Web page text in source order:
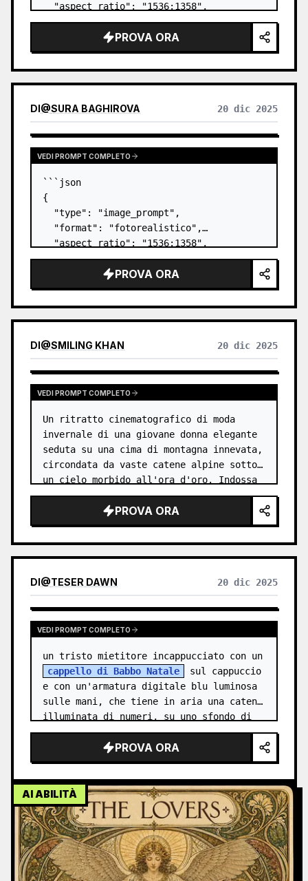
  "aspect_ratio": "1536:1358",
  "scene": {
    "setting": "balcone/terrazza esterna
con ringhiera in vetro",
    "time_of_day": "diurno",
    "weather": "sereno",
PROVA ORA
DI@SURA BAGHIROVA 20 dic 2025
VEDI PROMPT COMPLETO
```json
{
  "type": "image_prompt",
  "format": "fotorealistico",
  "aspect_ratio": "1536:1358",
  "scene": {
    "setting": "balcone/terrazza esterna
con ringhiera in vetro",
    "time_of_day": "diurna",
    "weather": "sereno",
PROVA ORA
DI@SMILING KHAN 20 dic 2025
VEDI PROMPT COMPLETO
Un ritratto cinematografico di moda
invernale di una giovane donna elegante
seduta su una cima di montagna innevata,
circondata da vaste catene alpine sotto
un cielo morbido all'ora d'oro. Indossa
un piumino color {argument name="jacket
color" default="rosa pa…
PROVA ORA
DI@TESER DAWN 20 dic 2025
VEDI PROMPT COMPLETO
cappello di Babbo Natale
sul cappuccio
e con un'armatura digitale blu luminosa
sulle mani, che tiene in aria una catena
illuminata di numeri, su uno sfondo di
un'antica città romana,…
PROVA ORA
AI ABILITÀ